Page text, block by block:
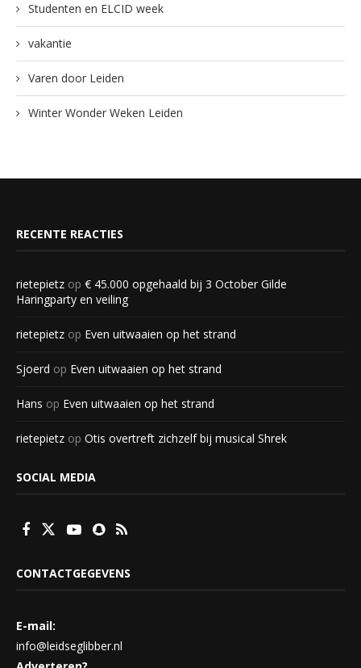
Studenten en ELCID week
vakantie
Varen door Leiden
Winter Wonder Weken Leiden
RECENTE REACTIES
rietepietz op € 45.000 opgehaald bij 3 October Gilde
Haringparty en veiling
rietepietz op Even uitwaaien op het strand
Sjoerd op Even uitwaaien op het strand
Hans op Even uitwaaien op het strand
rietepietz op Otis overtreft zichzelf bij musical Shrek
SOCIAL MEDIA
CONTACTGEGEVENS
E-mail:
info@leidseglibber.nl